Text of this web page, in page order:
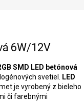
6W/12V
SMD LED betónová
svetiel. LED
je vyrobený z bieleho
či farebnými